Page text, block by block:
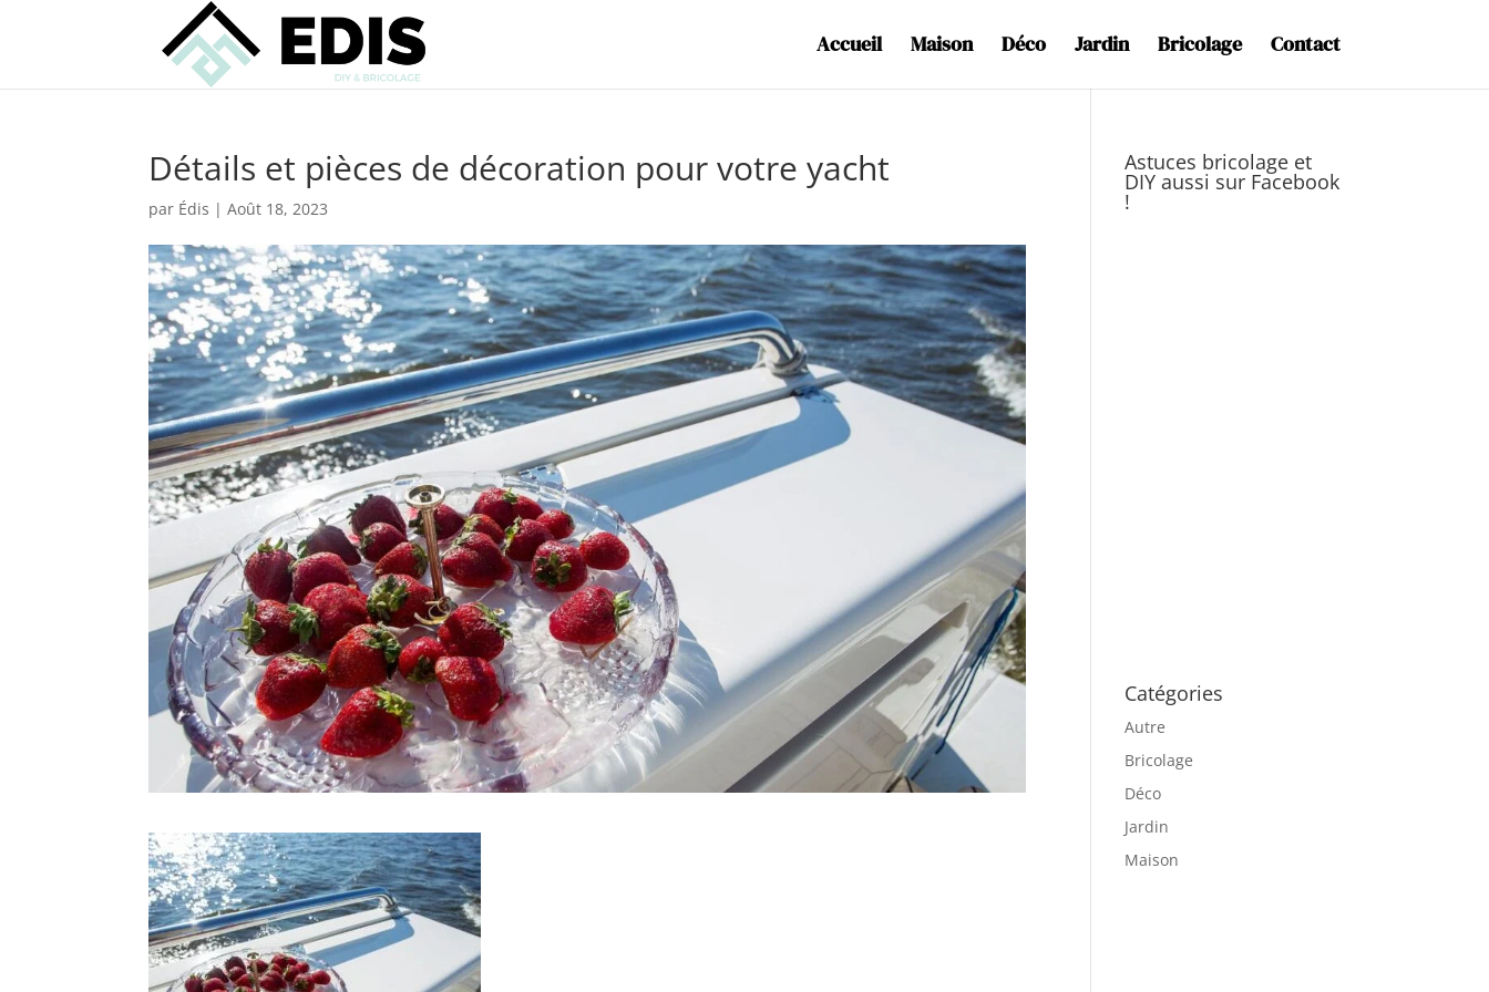
Accueil Maison Déco Jardin Bricolage Contact
Détails et pièces de décoration pour votre yacht
par Édis |Août 18, 2023
Astuces bricolage et
DIY aussi sur Facebook
!
Catégories
Autre
Bricolage
Déco
Jardin
Maison